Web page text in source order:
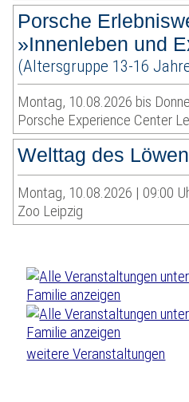
Porsche
»Innenleben und
(Altersgruppe 13-16
Montag, 10.08.2026 bis
Porsche Experience Center
Welttag des Löwen
Montag, 10.08.2026 | 09:00
Zoo Leipzig
weitere Veranstaltungen